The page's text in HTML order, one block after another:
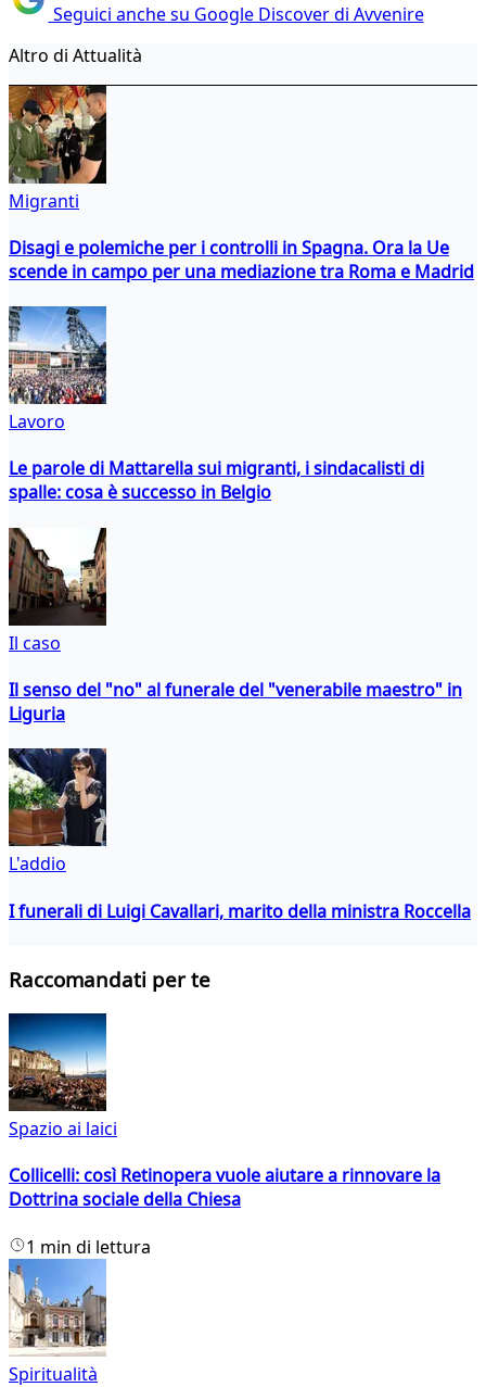
Seguici anche su Google Discover di Avvenire
Altro di Attualità
Migranti
Disagi e polemiche per i controlli in Spagna. Ora la Ue
scende in campo per una mediazione tra Roma e Madrid
Lavoro
Le parole di Mattarella sui migranti, i sindacalisti di
spalle: cosa è successo in Belgio
Il caso
Il senso del "no" al funerale del "venerabile maestro" in
Liguria
L'addio
I funerali di Luigi Cavallari, marito della ministra Roccella
Raccomandati per te
Spazio ai laici
Collicelli: così Retinopera vuole aiutare a rinnovare la
Dottrina sociale della Chiesa
1 min di lettura
Spiritualità